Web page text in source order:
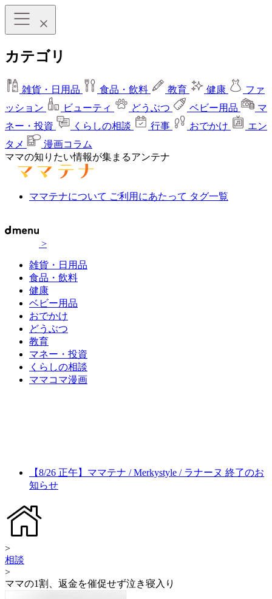
カテゴリ
雑貨・日用品 食品・飲料 教育 健康
ファ
ッション
ビューティ どうぶつ ベビー用品
マ
ネー・投資
くらしの相談 行事 おでかけ
エン
タメ
漫画コラム
ママの知りたい情報が集まるアンテナ
ママテナについて ご利用にあたって タグ一覧
>
雑貨・日用品
食品・飲料
健康
ベビー用品
おでかけ
どうぶつ
教育
マネー・投資
くらしの相談
ママコマ漫画
【8/26 正午】ママテナ / Merkystyle / ラナーヌ 終了のお
知らせ
>
相談
>
ママの1割、返金を催促せず泣き寝入り